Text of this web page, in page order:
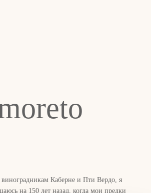
виноградникам Каберне и Пти Вердо, я
на 150 лет назад, когда мои предки